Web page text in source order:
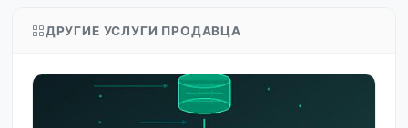
ДРУГИЕ УСЛУГИ ПРОДАВЦА